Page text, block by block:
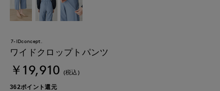
7-IDconcept.
ワイドクロップトパンツ
￥19,910 (税込)
362ポイント還元